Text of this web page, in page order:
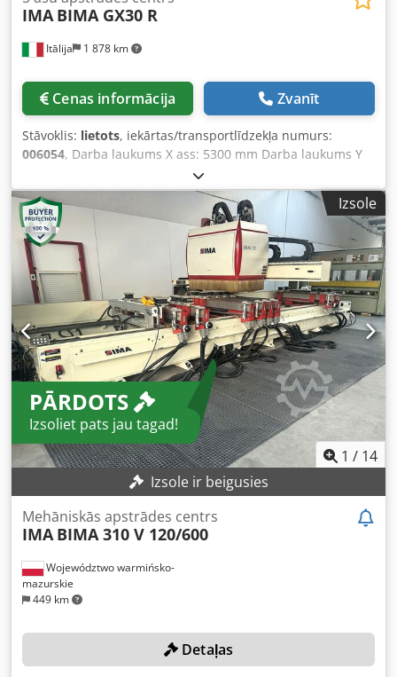
Agmoa
Itālija 1 878 km
IMA BIMA GX30 R
Cenas informācija Zvanīt
Stāvoklis: lietots, iekārtas/transportlīdzekļa numurs:
006054, Darba laukums X ass: 5300 mm Darba laukums Y
ass: 1300 mm Darba virsma: Ar vakuuma konsolēm
Galvenā vārpstas jauda: 9 kW Dsdpowcx T Ujfx Agmswa
Vadīto asu skaits: 5 asis Urbšanas vārpstu skaits: 32
Instrumentu vietu skaits: 8
Izsole
PĀRDOTS
Izsoliet pats jau tagad!
1 / 14
Izsole ir beigusies
Województwo warmińsko-
mazurskie
449 km
Mehāniskās apstrādes centrs
IMA BIMA 310 V 120/600
Detaļas